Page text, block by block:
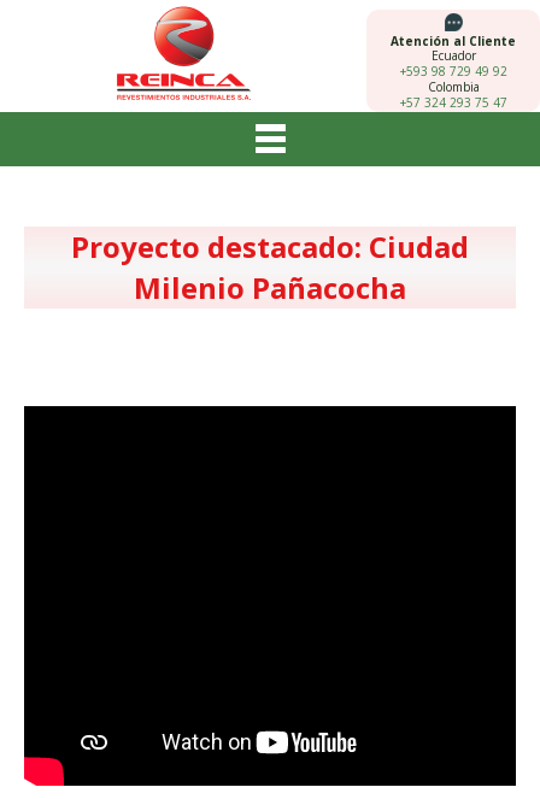
Atención al Cliente
Ecuador
+593 98 729 49 92
Colombia
+57 324 293 75 47
Proyecto destacado: Ciudad
Milenio Pañacocha